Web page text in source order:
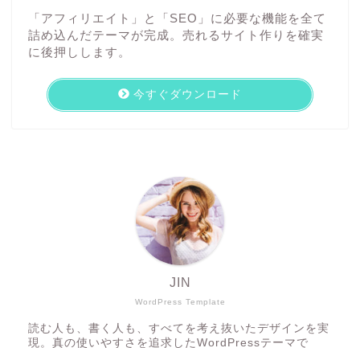
「アフィリエイト」と「SEO」に必要な機能を全て
詰め込んだテーマが完成。売れるサイト作りを確実
に後押しします。
今すぐダウンロード
WordPress Template
JIN
読む人も、書く人も、すべてを考え抜いたデザインを実
現。真の使いやすさを追求したWordPressテーマで